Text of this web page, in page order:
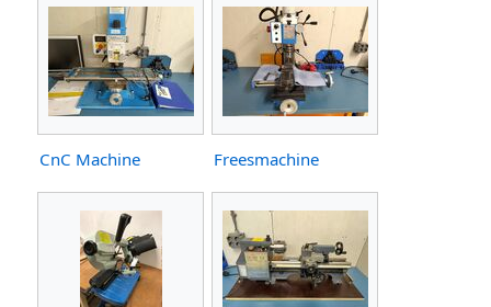
CnC Machine Freesmachine